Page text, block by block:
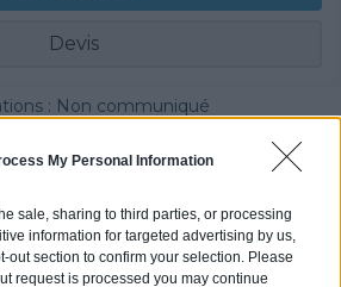
My Personal Information
sale, sharing to third parties, or processing
information for targeted advertising by us,
out section to confirm your selection. Please
request is processed you may continue
Devis
: Non communiqué
Partenaire